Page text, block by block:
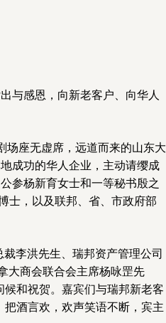
与感恩，向新老客户、向华人
座无虚席，远道而来的山东大
成功的华人企业，主动请缨成
参杨新育女士和一等秘书殷之
士，以及联邦、省、市政府部
李洪先生、瑞邦资产管理公司
大商会联合会主席杨咏罡先
和祝贺。嘉宾们与瑞邦新老客
酒言欢，欢声笑语不断，宾主